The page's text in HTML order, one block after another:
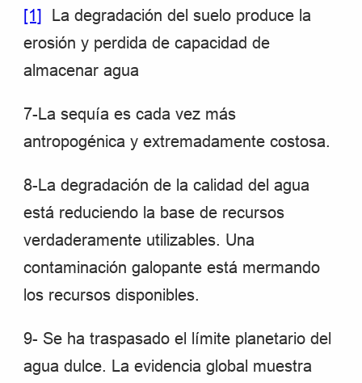
[1] La degradación del suelo produce la
erosión y perdida de capacidad de
almacenar agua
7-La sequía es cada vez más
antropogénica y extremadamente costosa.
8-La degradación de la calidad del agua
está reduciendo la base de recursos
verdaderamente utilizables. Una
contaminación galopante está mermando
los recursos disponibles.
9- Se ha traspasado el límite planetario del
agua dulce. La evidencia global muestra